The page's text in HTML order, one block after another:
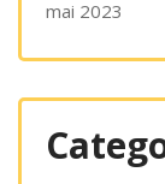
mai 2023